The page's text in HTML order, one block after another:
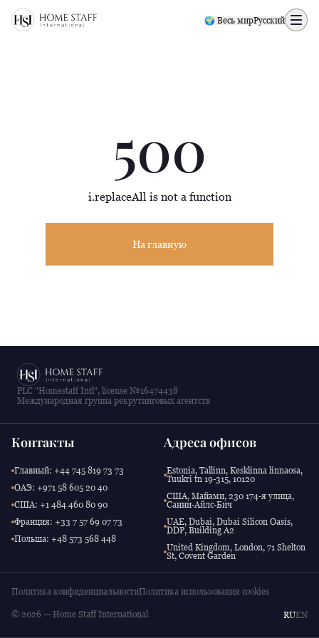
500 page
🌍 Весь мирРусский
500
i.replaceAll is not a function
На главную
PLC "Homestaff Intl", license №16474438
Международная группа рекрутинговых агентств
Контакты
Главный: +44 745 819 73 73
ОАЭ: +971 58 605 20 40
США: +1 484 460 80 90
Франция: +33 7 57 69 07 73
Польша: +48 573 568 448
Адреса офисов
Estonia, Tallinn, Kesklinna linnaosa,
Tuukri tn 19-315, 10120
США, Майами, 230 174-я улица,
Санни-Айлс-Бич
UAE, Dubai, Dubai Silicon Oasis,
DDP, Building A2
United Kingdom, London, 71 Shelton
St, Covent Garden
Политика конфиденциальностиПолитика использования cookies
© 2026 — Home Staff International RUEN